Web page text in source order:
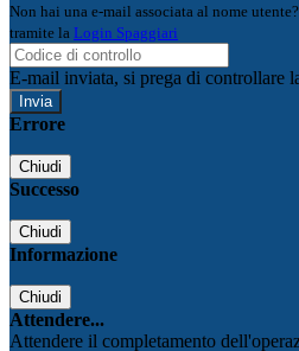
Non hai una e-mail associata al nome
tramite la Login Spaggiari
E-mail inviata, si prega di controllare
Errore
Chiudi
Successo
Chiudi
Informazione
Chiudi
Attendere...
Attendere il completamento